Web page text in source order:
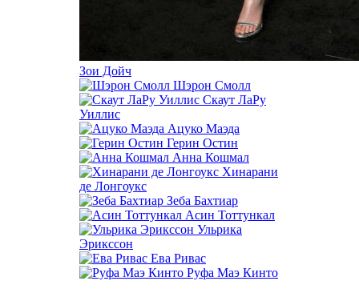
Зои Дойч
Шэрон Смолл
Скаут ЛаРу
Уиллис
Ацуко Маэда
Герин Остин
Анна Кошмал
Хинарани
де Лонгоукс
Зеба Бахтиар
Асин Тоттункал
Ульрика
Эрикссон
Ева Ривас
Руфа Маэ Кинто